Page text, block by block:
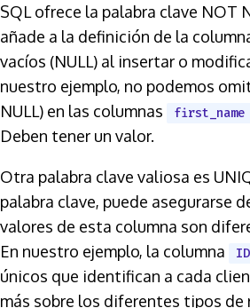
SQL ofrece la palabra clave NOT
añade a la definición de la
vacíos (NULL) al insertar o
nuestro ejemplo, no podemos
NULL) en las columnas
first_name
Deben tener un valor.
Otra palabra clave valiosa es
palabra clave, puede asegurarse
valores de esta columna son
En nuestro ejemplo, la columna
ID
únicos que identifican a cada
más sobre los diferentes tipos de